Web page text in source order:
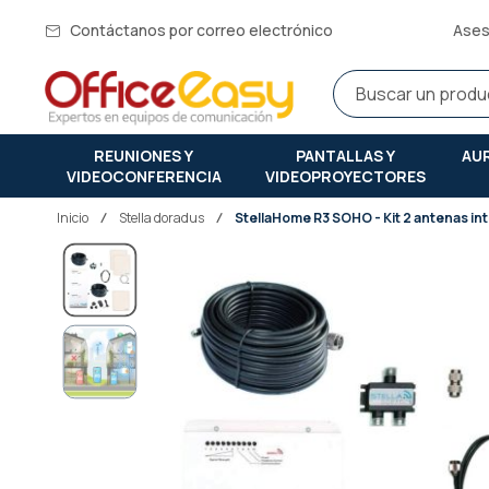
Contáctanos por correo electrónico
REUNIONES Y
VIDEOCONFERENCIA
PANTALLAS Y
VIDEOPROYECTORES
Inicio stella doradus StellaHome R3 SOHO - Kit 2 antenas
Saltar
final
de
la
galería
de
imágenes